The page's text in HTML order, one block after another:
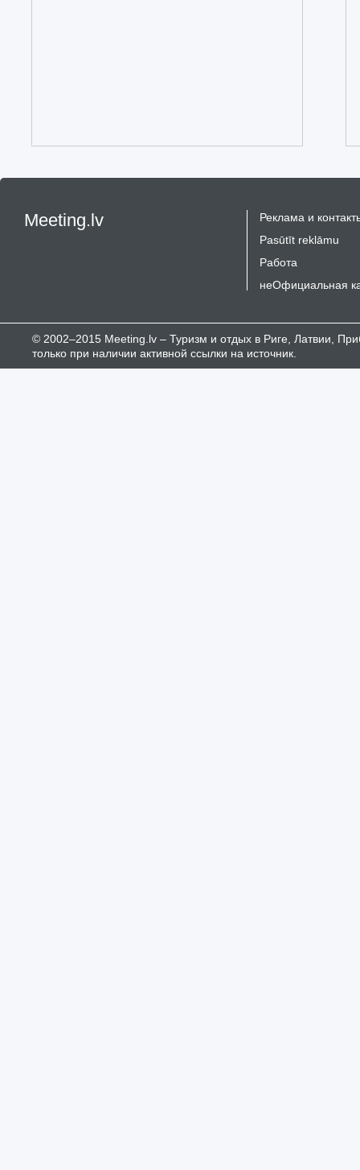
Meeting.lv
Реклама и
Pasūtīt reklāmu
Работа
неОфициальная
© 2002–2015 Meeting.lv – Туризм и отдых в Риге, Латвии,
только при наличии активной ссылки на источник.